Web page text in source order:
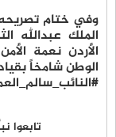
وفي ختام
الملك عبدالله
الأردن نعمة
الوطن شامخاً
تابعوا